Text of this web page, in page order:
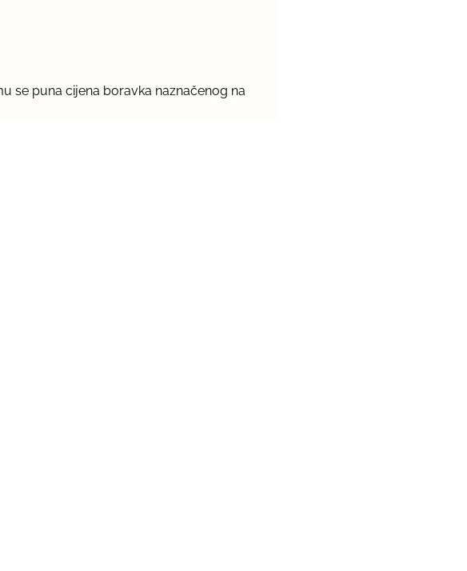
se puna cijena boravka naznačenog na